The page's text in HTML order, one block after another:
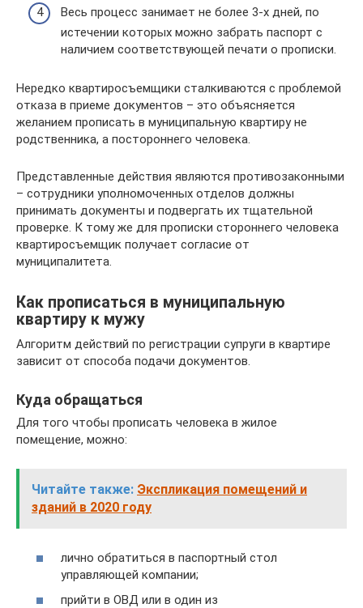
Весь процесс занимает не более 3-х дней, по
истечении которых можно забрать паспорт с
наличием соответствующей печати о прописки.
Нередко квартиросъемщики сталкиваются с проблемой
отказа в приеме документов – это объясняется
желанием прописать в муниципальную квартиру не
родственника, а постороннего человека.
Представленные действия являются противозаконными
– сотрудники уполномоченных отделов должны
принимать документы и подвергать их тщательной
проверке. К тому же для прописки стороннего человека
квартиросъемщик получает согласие от
муниципалитета.
Как прописаться в муниципальную
квартиру к мужу
Алгоритм действий по регистрации супруги в квартире
зависит от способа подачи документов.
Куда обращаться
Для того чтобы прописать человека в жилое
помещение, можно:
Читайте также: Экспликация помещений и
зданий в 2020 году
лично обратиться в паспортный стол
управляющей компании;
прийти в ОВД или в один из